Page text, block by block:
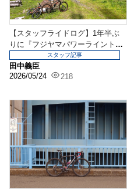
【スタッフライドログ】1年半ぶ
りに『フジヤマパワーライントレ
イル』へ。色々カスタ...
田中義臣
2026/05/24
218
スタッフ記事